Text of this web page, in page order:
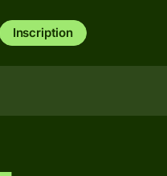
Inscription